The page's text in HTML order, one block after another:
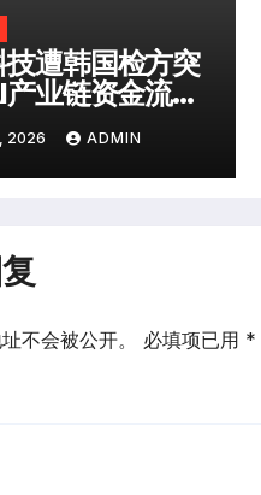
遭韩国检方突
业链资金流向
2026 ADMIN
不会被公开。 必填项已用 *